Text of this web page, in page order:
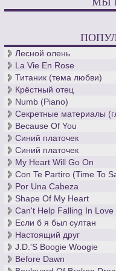
Лесной олень
La Vie En Rose
Титаник (тема любви)
Крёстный отец
Numb (Piano)
Секретные материалы
Because Of You
Синий платочек
Синий платочек
My Heart Will Go On
Con Te Partiro (Time To
Por Una Cabeza
Shape Of My Heart
Can't Help Falling In Love
Если б я был султан
Настоящий друг
J.D.'S Boogie Woogie
Before Dawn